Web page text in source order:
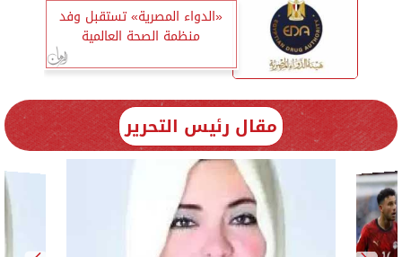
«الدواء المصرية» تستقبل وفد
منظمة الصحة العالمية
مقال رئيس التحرير